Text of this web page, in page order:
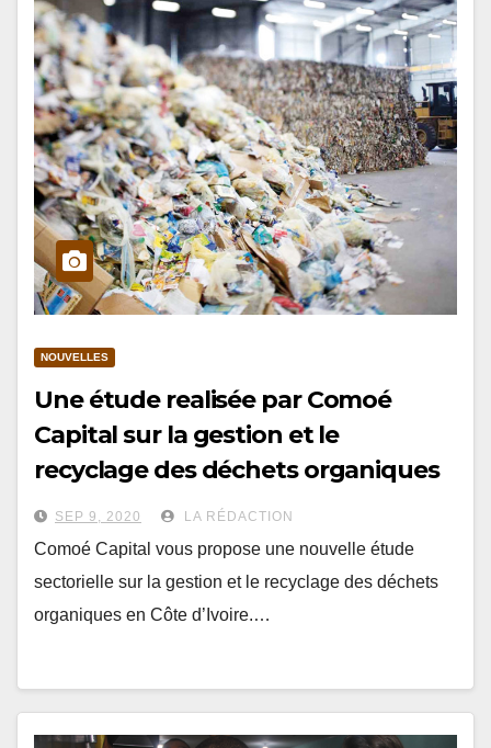
NOUVELLES
Une étude realisée par Comoé
Capital sur la gestion et le
recyclage des déchets organiques
est disponible
SEP 9, 2020 LA RÉDACTION
Comoé Capital vous propose une nouvelle étude
sectorielle sur la gestion et le recyclage des déchets
organiques en Côte d’Ivoire.…